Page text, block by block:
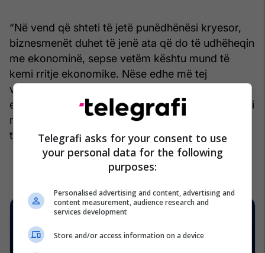
“Në vend që shteti të jetë punëdhënësi kryesor,
biznesmenët duhet të jenë ata që do të udhëheqin
me ekonominë, sepse vetëm kështu mund të
kemi rritje ekonomike. Nëse edhe më tej
vazhdohet me politikën e vjetër të rritjes
ekonomike, do të kemi vetëm mashtrime se vendi
mund të ecë përpara e të kemi rritje ekonomike”,
thotë Sllobodan Najdovski, analistë ekonomik.
Telegrafi asks for your consent to use
your personal data for the following
purposes:
Personalised advertising and content, advertising and
content measurement, audience research and
services development
Store and/or access information on a device